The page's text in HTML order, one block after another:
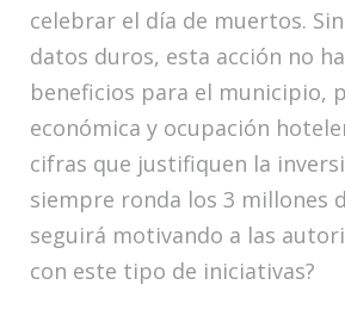
celebrar el día de muertos.
datos duros, esta acción no
beneficios para el municipio,
económica y ocupación
cifras que justifiquen la
siempre ronda los 3 millones
seguirá motivando a las
con este tipo de iniciativas?